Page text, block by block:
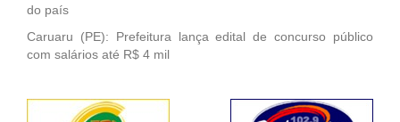
do país
Caruaru (PE): Prefeitura lança edital de concurso público
com salários até R$ 4 mil